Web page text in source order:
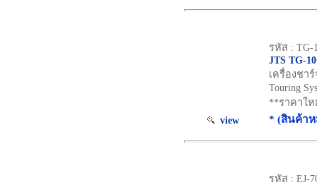
view
รหัส : TG-
JTS TG-
เครื่องชาร์
Touring
**ราคาใ
* (สินค้า
รหัส : EJ-